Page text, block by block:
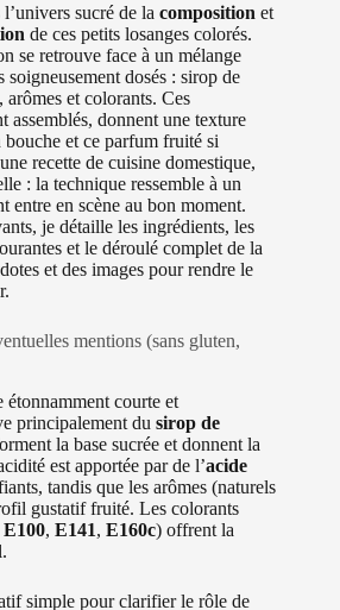
sucré de la composition et
de ces petits losanges colorés.
se retrouve face à un mélange
soigneusement dosés : sirop de
et colorants. Ces
assemblés, donnent une texture
et ce parfum fruité si
recette de cuisine domestique,
: la technique ressemble à un
entre en scène au bon moment.
je détaille les ingrédients, les
et le déroulé complet de la
et des images pour rendre le
mentions (sans gluten,
étonnamment courte et
principalement du sirop de
la base sucrée et donnent la
est apportée par de l’acide
tandis que les arômes (naturels
gustatif fruité. Les colorants
E100, E141, E160c) offrent la
simple pour clarifier le rôle de